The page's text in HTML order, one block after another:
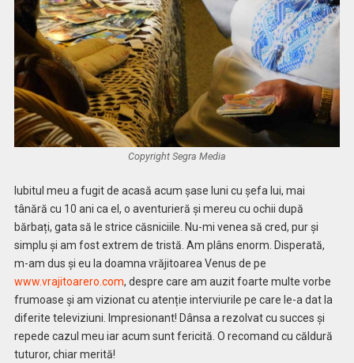
Copyright Segra Media
Iubitul meu a fugit de acasă acum șase luni cu şefa lui, mai
tânără cu 10 ani ca el, o aventurieră și mereu cu ochii după
bărbați, gata să le strice căsniciile. Nu-mi venea să cred, pur şi
simplu şi am fost extrem de tristă. Am plâns enorm. Disperată,
m-am dus şi eu la doamna vrăjitoarea Venus de pe
www.vrajitoarero.com, despre care am auzit foarte multe vorbe
frumoase și am vizionat cu atenție interviurile pe care le-a dat la
diferite televiziuni. Impresionant! Dânsa a rezolvat cu succes și
repede cazul meu iar acum sunt fericită. O recomand cu căldură
tuturor, chiar merită!